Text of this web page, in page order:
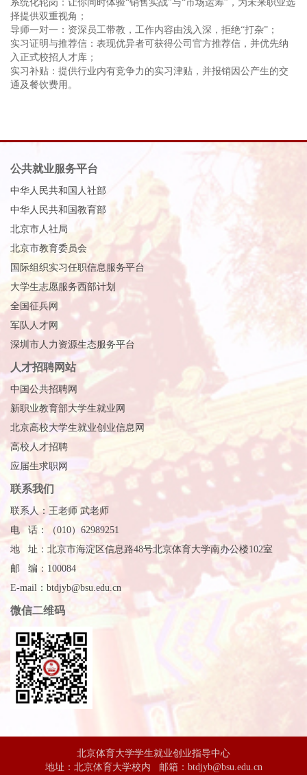
系统化轮岗：让你同时体验“销售实战”与“市场运筹”，为未来职业选
择提供双重视角；
导师一对一：资深员工带教，工作内容由浅入深，拒绝“打杂”；
实习证明与推荐信：表现优异者可获得公司官方推荐信，并优先纳
入正式校招人才库；
实习补贴：提供行业内有竞争力的实习津贴，并报销因公产生的交
通及餐饮费用。
公共就业服务平台
中华人民共和国人社部
中华人民共和国教育部
北京市人社局
北京市教育委员会
国际组织实习任职信息服务平台
大学生志愿服务西部计划
全国征兵网
军队人才网
深圳市人力资源生态服务平台
人才招聘网站
中国公共招聘网
新职业教育部大学生就业网
北京高校大学生就业创业信息网
高校人才招聘
应届生求职网
联系我们
联系人：王老师 武老师
电 话：（010）62989251
地 址：北京市海淀区信息路48号北京体育大学南办公楼102室
邮 编：100084
E-mail：btdjyb@bsu.edu.cn
微信二维码
北京体育大学学生就业创业指导中心
地址：北京体育大学校内 邮箱：btdjyb@bsu.edu.cn